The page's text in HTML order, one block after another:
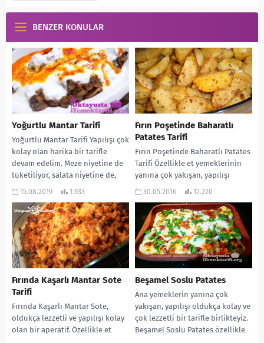
BENZER KONULAR
Yoğurtlu Mantar Tarifi
Yoğurtlu Mantar Tarifi Yapılışı çok
kolay olan harika bir tarifle
devam edelim. Meze niyetine de
tüketiliyor, salata niyetine de,
tamamlayıcı...
15.08.2019 1.933
Fırın Poşetinde Baharatlı
Patates Tarifi
Fırın Poşetinde Baharatlı Patates
Tarifi Özellikle et yemeklerinin
yanına çok yakışan, yapılışı
oldukça pratik, çok da lezzetli bir
30.05.2016 12.220
Fırında Kaşarlı Mantar Sote
Tarifi
Fırında Kaşarlı Mantar Sote,
oldukça lezzetli ve yapılışı kolay
olan bir aperatif. Özellikle et
Beşamel Soslu Patates
Ana yemeklerin yanına çok
yakışan, yapılışı oldukça kolay ve
çok lezzetli bir tarifle birlikteyiz.
Beşamel Soslu Patates özellikle